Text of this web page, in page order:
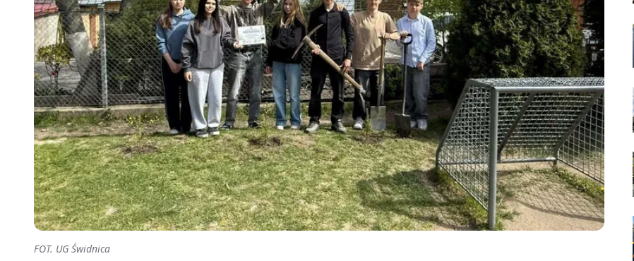
FOT. UG Świdnica